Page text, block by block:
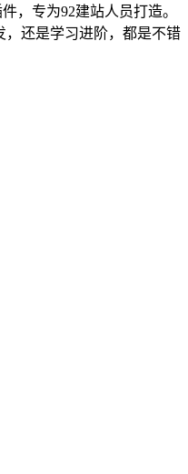
，专为92建站人员打造。
还是学习进阶，都是不错